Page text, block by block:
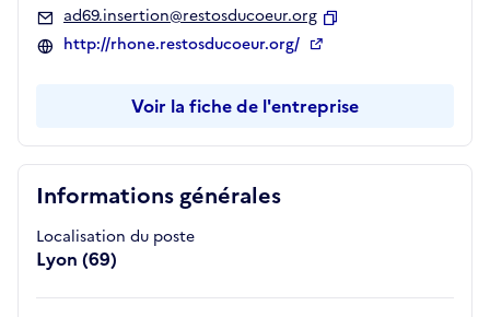
Informations générales
Localisation du poste
Lyon (69)
ad69.insertion@restosducoeur.org
http://rhone.restosducoeur.org/
Voir la fiche de l'entreprise